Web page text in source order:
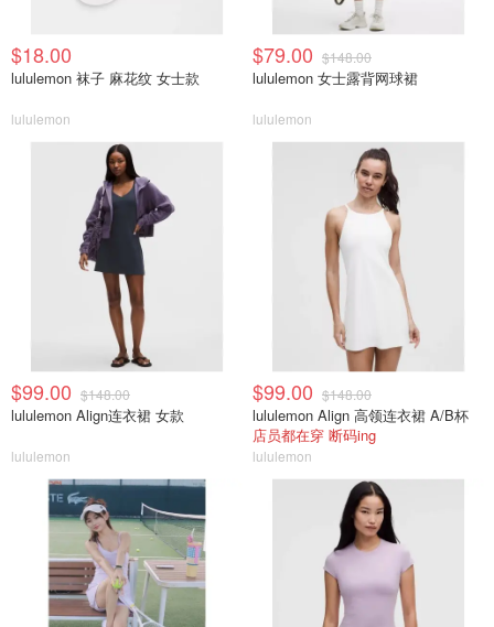
$18.00
lululemon 袜子 麻花纹 女士款
lululemon
$79.00 $148.00
lululemon 女士露背网球裙
lululemon
$99.00 $148.00
lululemon Align连衣裙 女款
lululemon
$99.00 $148.00
lululemon Align 高领连衣裙 A/B杯
店员都在穿 断码ing
lululemon